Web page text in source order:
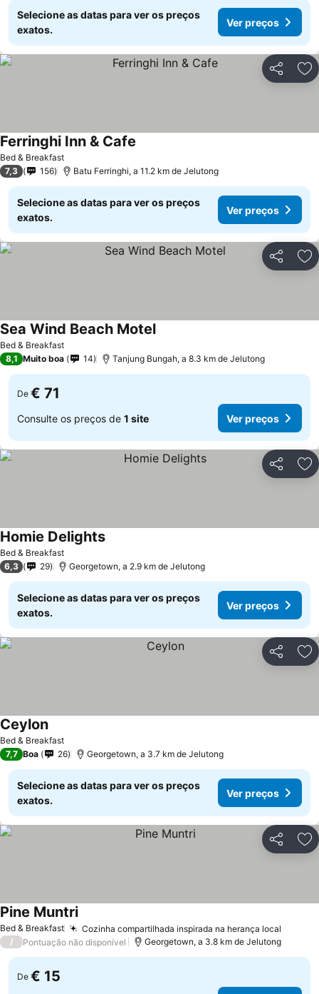
Selecione as datas para ver os preços
exatos.
Ver preços
Partilhar
Bed & Breakfast
Ferringhi Inn & Cafe
7,3 156 Batu Ferringhi, a 11.2 km de Jelutong
Selecione as datas para ver os preços
exatos.
Ver preços
Partilhar
Bed & Breakfast
Sea Wind Beach MotelVer preços
8,1 Muito boa 14 Tanjung Bungah, a 8.3 km de Jelutong
De € 71
Consulte os preços de 1 site Ver preços
Partilhar
Bed & Breakfast
Homie DelightsVer preços
6,3 29 Georgetown, a 2.9 km de Jelutong
Selecione as datas para ver os preços
exatos.
Ver preços
Partilhar
Bed & Breakfast
CeylonVer preços
7,7 Boa 26 Georgetown, a 3.7 km de Jelutong
Selecione as datas para ver os preços
exatos.
Ver preços
Partilhar
Bed & Breakfast Cozinha compartilhada inspirada na herança local
Pine MuntriVer preços
/ Pontuação não disponível Georgetown, a 3.8 km de Jelutong
De € 15